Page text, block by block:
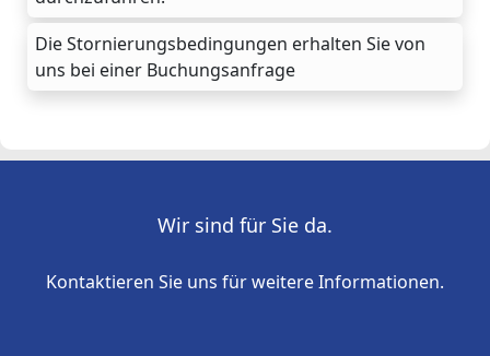
Die Stornierungsbedingungen erhalten Sie von
uns bei einer Buchungsanfrage
Wir sind für Sie da.
Kontaktieren Sie uns für weitere Informationen.